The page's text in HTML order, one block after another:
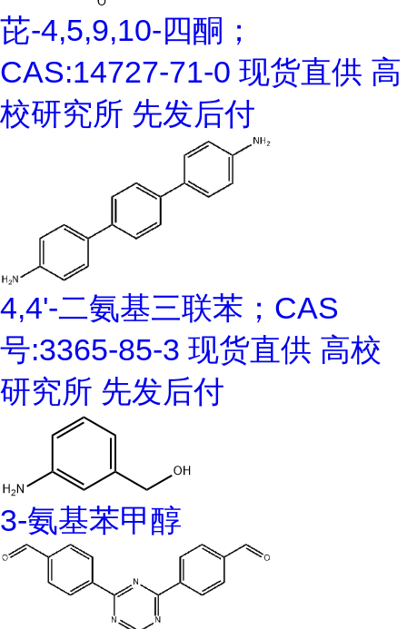
芘-4,5,9,10-四酮；
CAS:14727-71-0 现货直供 高
校研究所 先发后付
4,4'-二氨基三联苯；CAS
号:3365-85-3 现货直供 高校
研究所 先发后付
3-氨基苯甲醇